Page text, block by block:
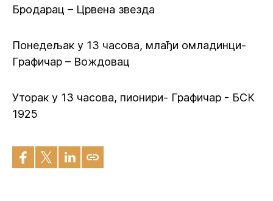
Бродарац – Црвена звезда
Понедељак у 13 часова, млађи омладинци-
Графичар – Вождовац
Уторак у 13 часова, пионири- Графичар - БСК
1925